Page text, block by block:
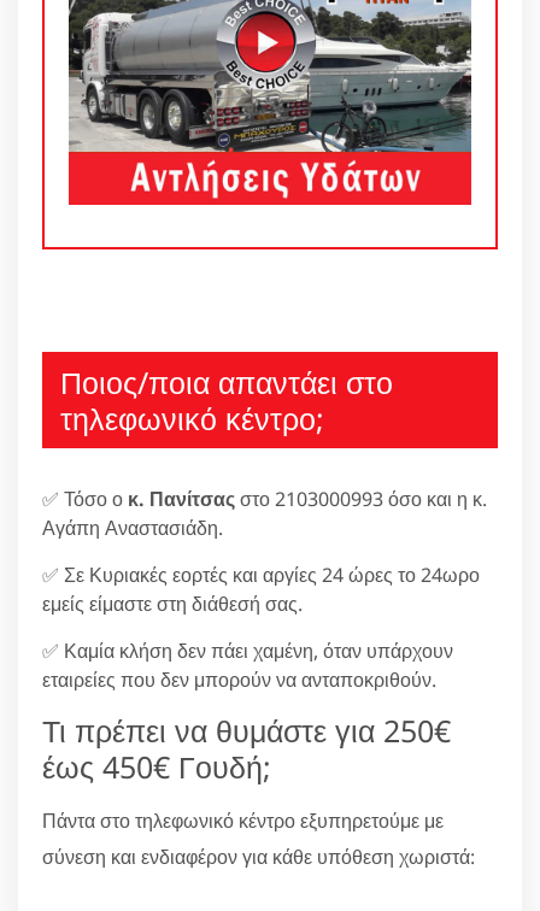
Ποιος/ποια απαντάει στο
τηλεφωνικό κέντρο;
✅ Τόσο ο κ. Πανίτσαςστο 2103000993 όσο και η κ.
Αγάπη Αναστασιάδη.
✅ Σε Κυριακές εορτές και αργίες 24 ώρες το 24ωρο
εμείς είμαστε στη διάθεσή σας.
✅ Καμία κλήση δεν πάει χαμένη, όταν υπάρχουν
εταιρείες που δεν μπορούν να ανταποκριθούν.
Τι πρέπει να θυμάστε για 250€
έως 450€ Γουδή;
Πάντα στο τηλεφωνικό κέντρο εξυπηρετούμε με
σύνεση και ενδιαφέρον για κάθε υπόθεση χωριστά: